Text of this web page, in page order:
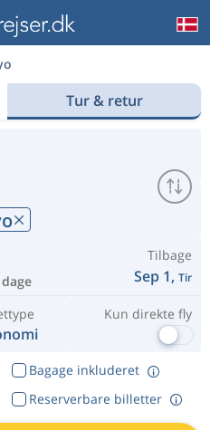
Tur & retur
Tilbage
Sep 1, Tir
Kun direkte fly
Bagage inkluderet
Reserverbare billetter